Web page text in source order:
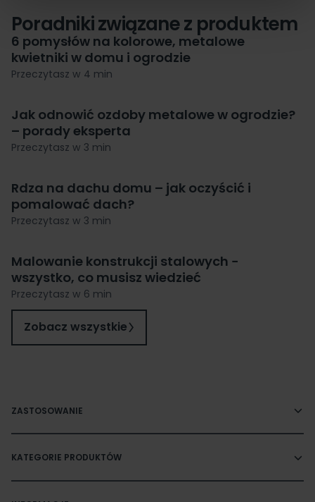
Poradniki związane z produktem
6 pomysłów na kolorowe, metalowe
kwietniki w domu i ogrodzie
Przeczytasz w 4 min
Jak odnowić ozdoby metalowe w ogrodzie?
– porady eksperta
Przeczytasz w 3 min
Rdza na dachu domu – jak oczyścić i
pomalować dach?
Przeczytasz w 3 min
Malowanie konstrukcji stalowych −
wszystko, co musisz wiedzieć
Przeczytasz w 6 min
Zobacz wszystkie
ZASTOSOWANIE
KATEGORIE PRODUKTÓW